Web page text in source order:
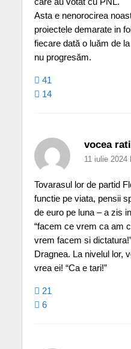
Asta e nenorocirea
proiectele demarate in
fiecare dată o luăm de
nu progresăm.
41
14
vocea
11 iulie 2024
Tovarasul lor de partid
functie pe viata, pensii
de euro pe luna – a zis
“facem ce vrem ca am
vrem facem si
Dragnea. La nivelul lor,
vrea ei! “Ca e tari!”
21
6